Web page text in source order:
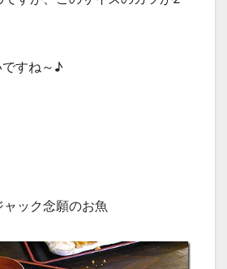
すね～♪
ック念願のお魚